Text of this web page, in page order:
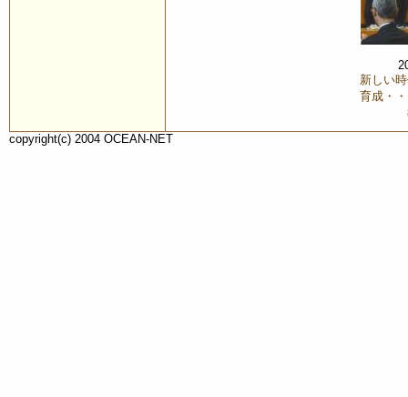
新しい
育成・
copyright(c) 2004 OCEAN-NET